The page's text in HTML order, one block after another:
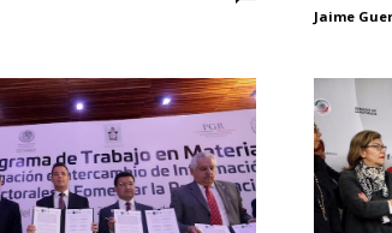
Jaime